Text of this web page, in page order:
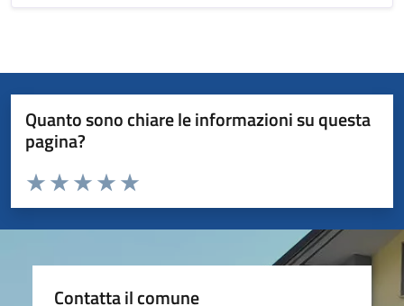
Quanto sono chiare le informazioni su questa
pagina?
Valuta da 1 a 5 stelle la pagina
Valuta 5 stelle su 5
Valuta 4 stelle su 5
Valuta 3 stelle su 5
Valuta 2 stelle su 5
Valuta 1 stelle su 5
Contatta il comune